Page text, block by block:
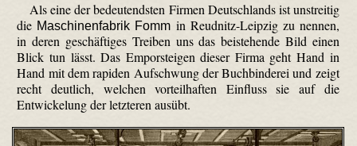
Als eine der bedeutendsten Firmen Deutschlands ist unstreitig
die Maschinenfabrik Fomm in Reudnitz-Leipzig zu nennen,
in deren geschäftiges Treiben uns das beistehende Bild einen
Blick tun lässt. Das Emporsteigen dieser Firma geht Hand in
Hand mit dem rapiden Aufschwung der Buchbinderei und zeigt
recht deutlich, welchen vorteilhaften Einfluss sie auf die
Entwickelung der letzteren ausübt.